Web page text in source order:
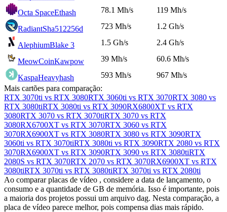
Octa SpaceEthash 78.1 Mh/s 119 Mh/s
RadiantSha512256d 723 Mh/s 1.2 Gh/s
AlephiumBlake 3 1.5 Gh/s 2.4 Gh/s
MeowCoinKawpow 39 Mh/s 60.6 Mh/s
KaspaHeavyhash 593 Mh/s
967 Mh/s
Mais cartões para comparação:
RTX 3070ti vs RTX 3080RTX 3060ti vs RTX 3070RTX 3080 vs
RTX 3080tiRTX 3080ti vs RTX 3090RX6800XT vs RTX
3080RTX 3070 vs RTX 3070tiRTX 3070 vs RTX
3080RX6700XT vs RTX 3070RTX 3060 vs RTX
3070RX6900XT vs RTX 3080RTX 3080 vs RTX 3090RTX
3060ti vs RTX 3070tiRTX 3080ti vs RTX 3090RTX 2080 vs RTX
3070RX6900XT vs RTX 3090RTX 3090 vs RTX 3080tiRTX
2080S vs RTX 3070RTX 2070 vs RTX 3070RX6900XT vs RTX
3080tiRTX 3070ti vs RTX 3080tiRTX 3070ti vs RTX 2080ti
Ao comparar placas de vídeo , considere a data de lançamento, o
consumo e a quantidade de GB de memória. Isso é importante, pois
a maioria dos projetos possui um arquivo dag. Nesta comparação, a
placa de vídeo parece melhor, pois compensa dias mais rápido.